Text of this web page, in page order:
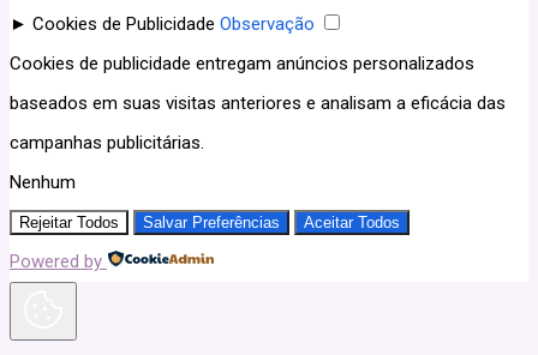
► Cookies de Publicidade Observação
Cookies de publicidade entregam anúncios personalizados
baseados em suas visitas anteriores e analisam a eficácia das
campanhas publicitárias.
Nenhum
Rejeitar Todos Salvar Preferências Aceitar Todos
Powered by